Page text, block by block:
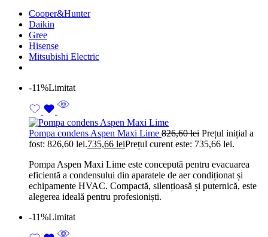
Cooper&Hunter
Daikin
Gree
Hisense
Mitsubishi Electric
-11%Limitat
Pompa condens Aspen Maxi Lime 826,60lei Prețul inițial a
fost: 826,60 lei.735,66 leiPrețul curent este: 735,66 lei.
Pompa Aspen Maxi Lime este concepută pentru evacuarea
eficientă a condensului din aparatele de aer condiționat și
echipamente HVAC. Compactă, silențioasă și puternică, este
alegerea ideală pentru profesioniști.
-11%Limitat